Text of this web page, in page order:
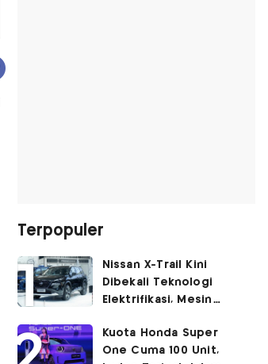
Terpopuler
Nissan X-Trail Kini
Dibekali Teknologi
Elektrifikasi, Mesin
Kuota Honda Super
One Cuma 100 Unit,